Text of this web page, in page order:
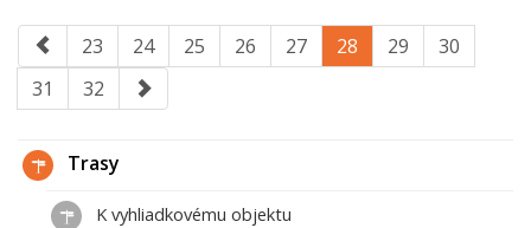
23 24 25 26 27 28 29
30
31
32
Trasy
K vyhliadkovému objektu